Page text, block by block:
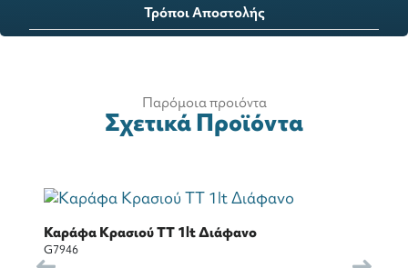
Τρόποι Αποστολής
Παρόμοια προιόντα
Σχετικά Προϊόντα
Καράφα Κρασιού TT 1lt Διάφανο
G7946